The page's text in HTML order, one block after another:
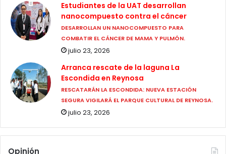
Estudiantes de la UAT desarrollan
nanocompuesto contra el cáncer
DESARROLLAN UN NANOCOMPUESTO PARA
COMBATIR EL CÁNCER DE MAMA Y PULMÓN.
julio 23, 2026
Arranca rescate de la laguna La
Escondida en Reynosa
RESCATARÁN LA ESCONDIDA: NUEVA ESTACIÓN
SEGURA VIGILARÁ EL PARQUE CULTURAL DE REYNOSA.
julio 23, 2026
Opinión